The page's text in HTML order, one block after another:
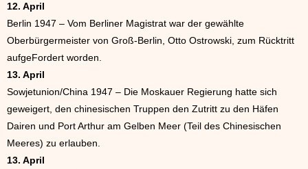
12. April
Berlin 1947 – Vom Berliner Magistrat war der gewählte
Oberbürgermeister von Groß-Berlin, Otto Ostrowski, zum Rücktritt
aufgeFordert worden.
13. April
Sowjetunion/China 1947 – Die Moskauer Regierung hatte sich
geweigert, den chinesischen Truppen den Zutritt zu den Häfen
Dairen und Port Arthur am Gelben Meer (Teil des Chinesischen
Meeres) zu erlauben.
13. April